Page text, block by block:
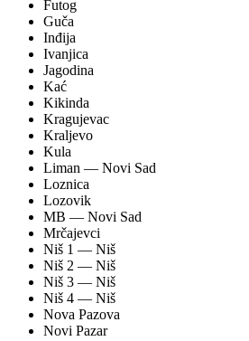
Futog
Guča
Inđija
Ivanjica
Jagodina
Kać
Kikinda
Kragujevac
Kraljevo
Kula
Liman — Novi Sad
Loznica
Lozovik
MB — Novi Sad
Mrčajevci
Niš 1 — Niš
Niš 2 — Niš
Niš 3 — Niš
Niš 4 — Niš
Nova Pazova
Novi Pazar